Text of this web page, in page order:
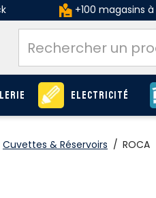
+100 magasins
Electricité
Cuvettes & Réservoirs / ROCA